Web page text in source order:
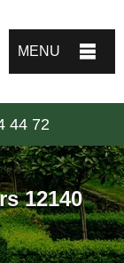
MENU
44 72
12140